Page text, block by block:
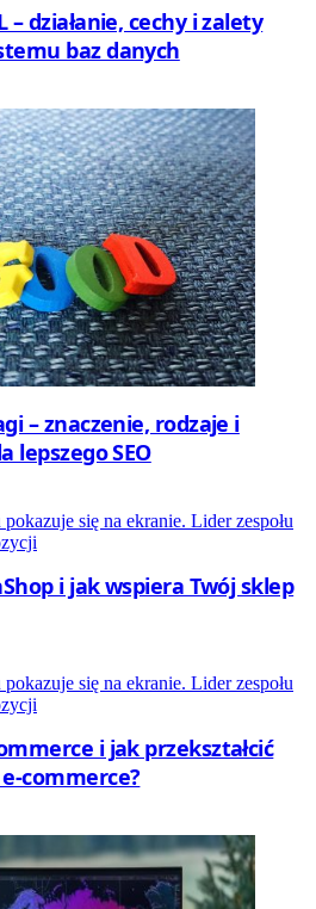
– działanie, cechy i zalety
baz danych
– znaczenie, rodzaje i
lepszego SEO
i jak wspiera Twój sklep
i jak przekształcić
commerce?